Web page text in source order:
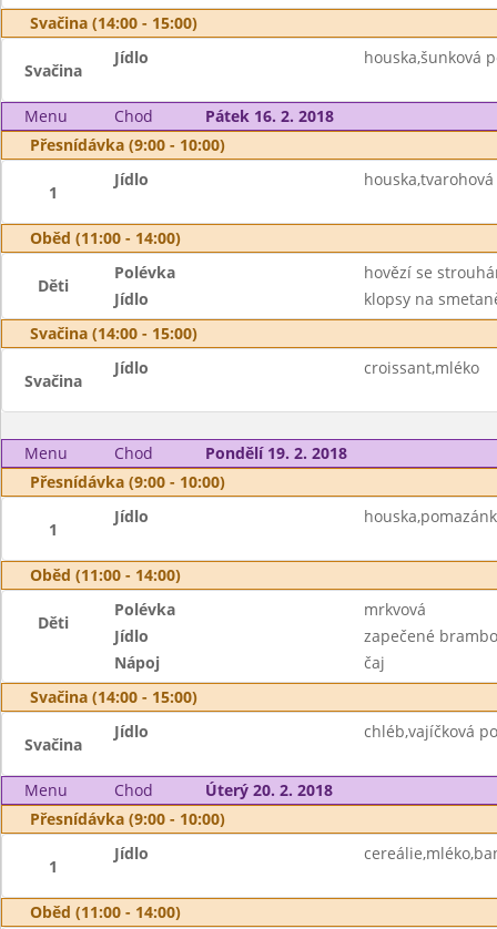
Svačina (14:00 - 15:00)
Svačina
Jídlo houska,šunková
Menu Chod
Pátek 16. 2. 2018
Přesnídávka (9:00 - 10:00)
1
Jídlo
Oběd (11:00 - 14:00)
Děti
Polévka
hovězí se
Jídlo
klopsy na
Svačina (14:00 - 15:00)
Svačina
Jídlo croissant,mléko
Menu Chod
Pondělí 19. 2. 2018
Přesnídávka (9:00 - 10:00)
1
Jídlo
Oběd (11:00 - 14:00)
Děti
Polévka
mrkvová
Jídlo
zapečené
Nápoj
čaj
Svačina (14:00 - 15:00)
Svačina
Jídlo chléb,vajíčková
Menu Chod
Úterý 20. 2. 2018
Přesnídávka (9:00 - 10:00)
1
Jídlo
Oběd (11:00 - 14:00)